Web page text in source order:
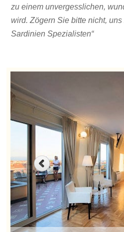
zu einem unvergesslichen,
wird. Zögern Sie bitte nicht,
Sardinien Spezialisten“